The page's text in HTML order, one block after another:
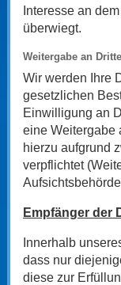
Interesse an
überwiegt.
Weitergabe an Dritte
Wir werden Ihre
gesetzlichen
Einwilligung an
eine Weitergabe
hierzu aufgrund
verpflichtet
Empfänger der
Innerhalb
dass nur
diese zur